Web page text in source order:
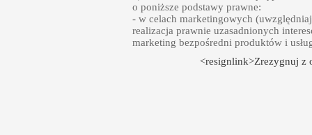
o poniższe podstawy prawne:
- w celach marketingowych
realizacja prawnie uzasadnionych
marketing bezpośredni produktów i
<resignlink>Zrezygnuj z